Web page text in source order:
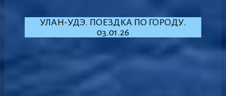
УЛАН-УДЭ. ПОЕЗДКА ПО ГОРОДУ.
03.01.26